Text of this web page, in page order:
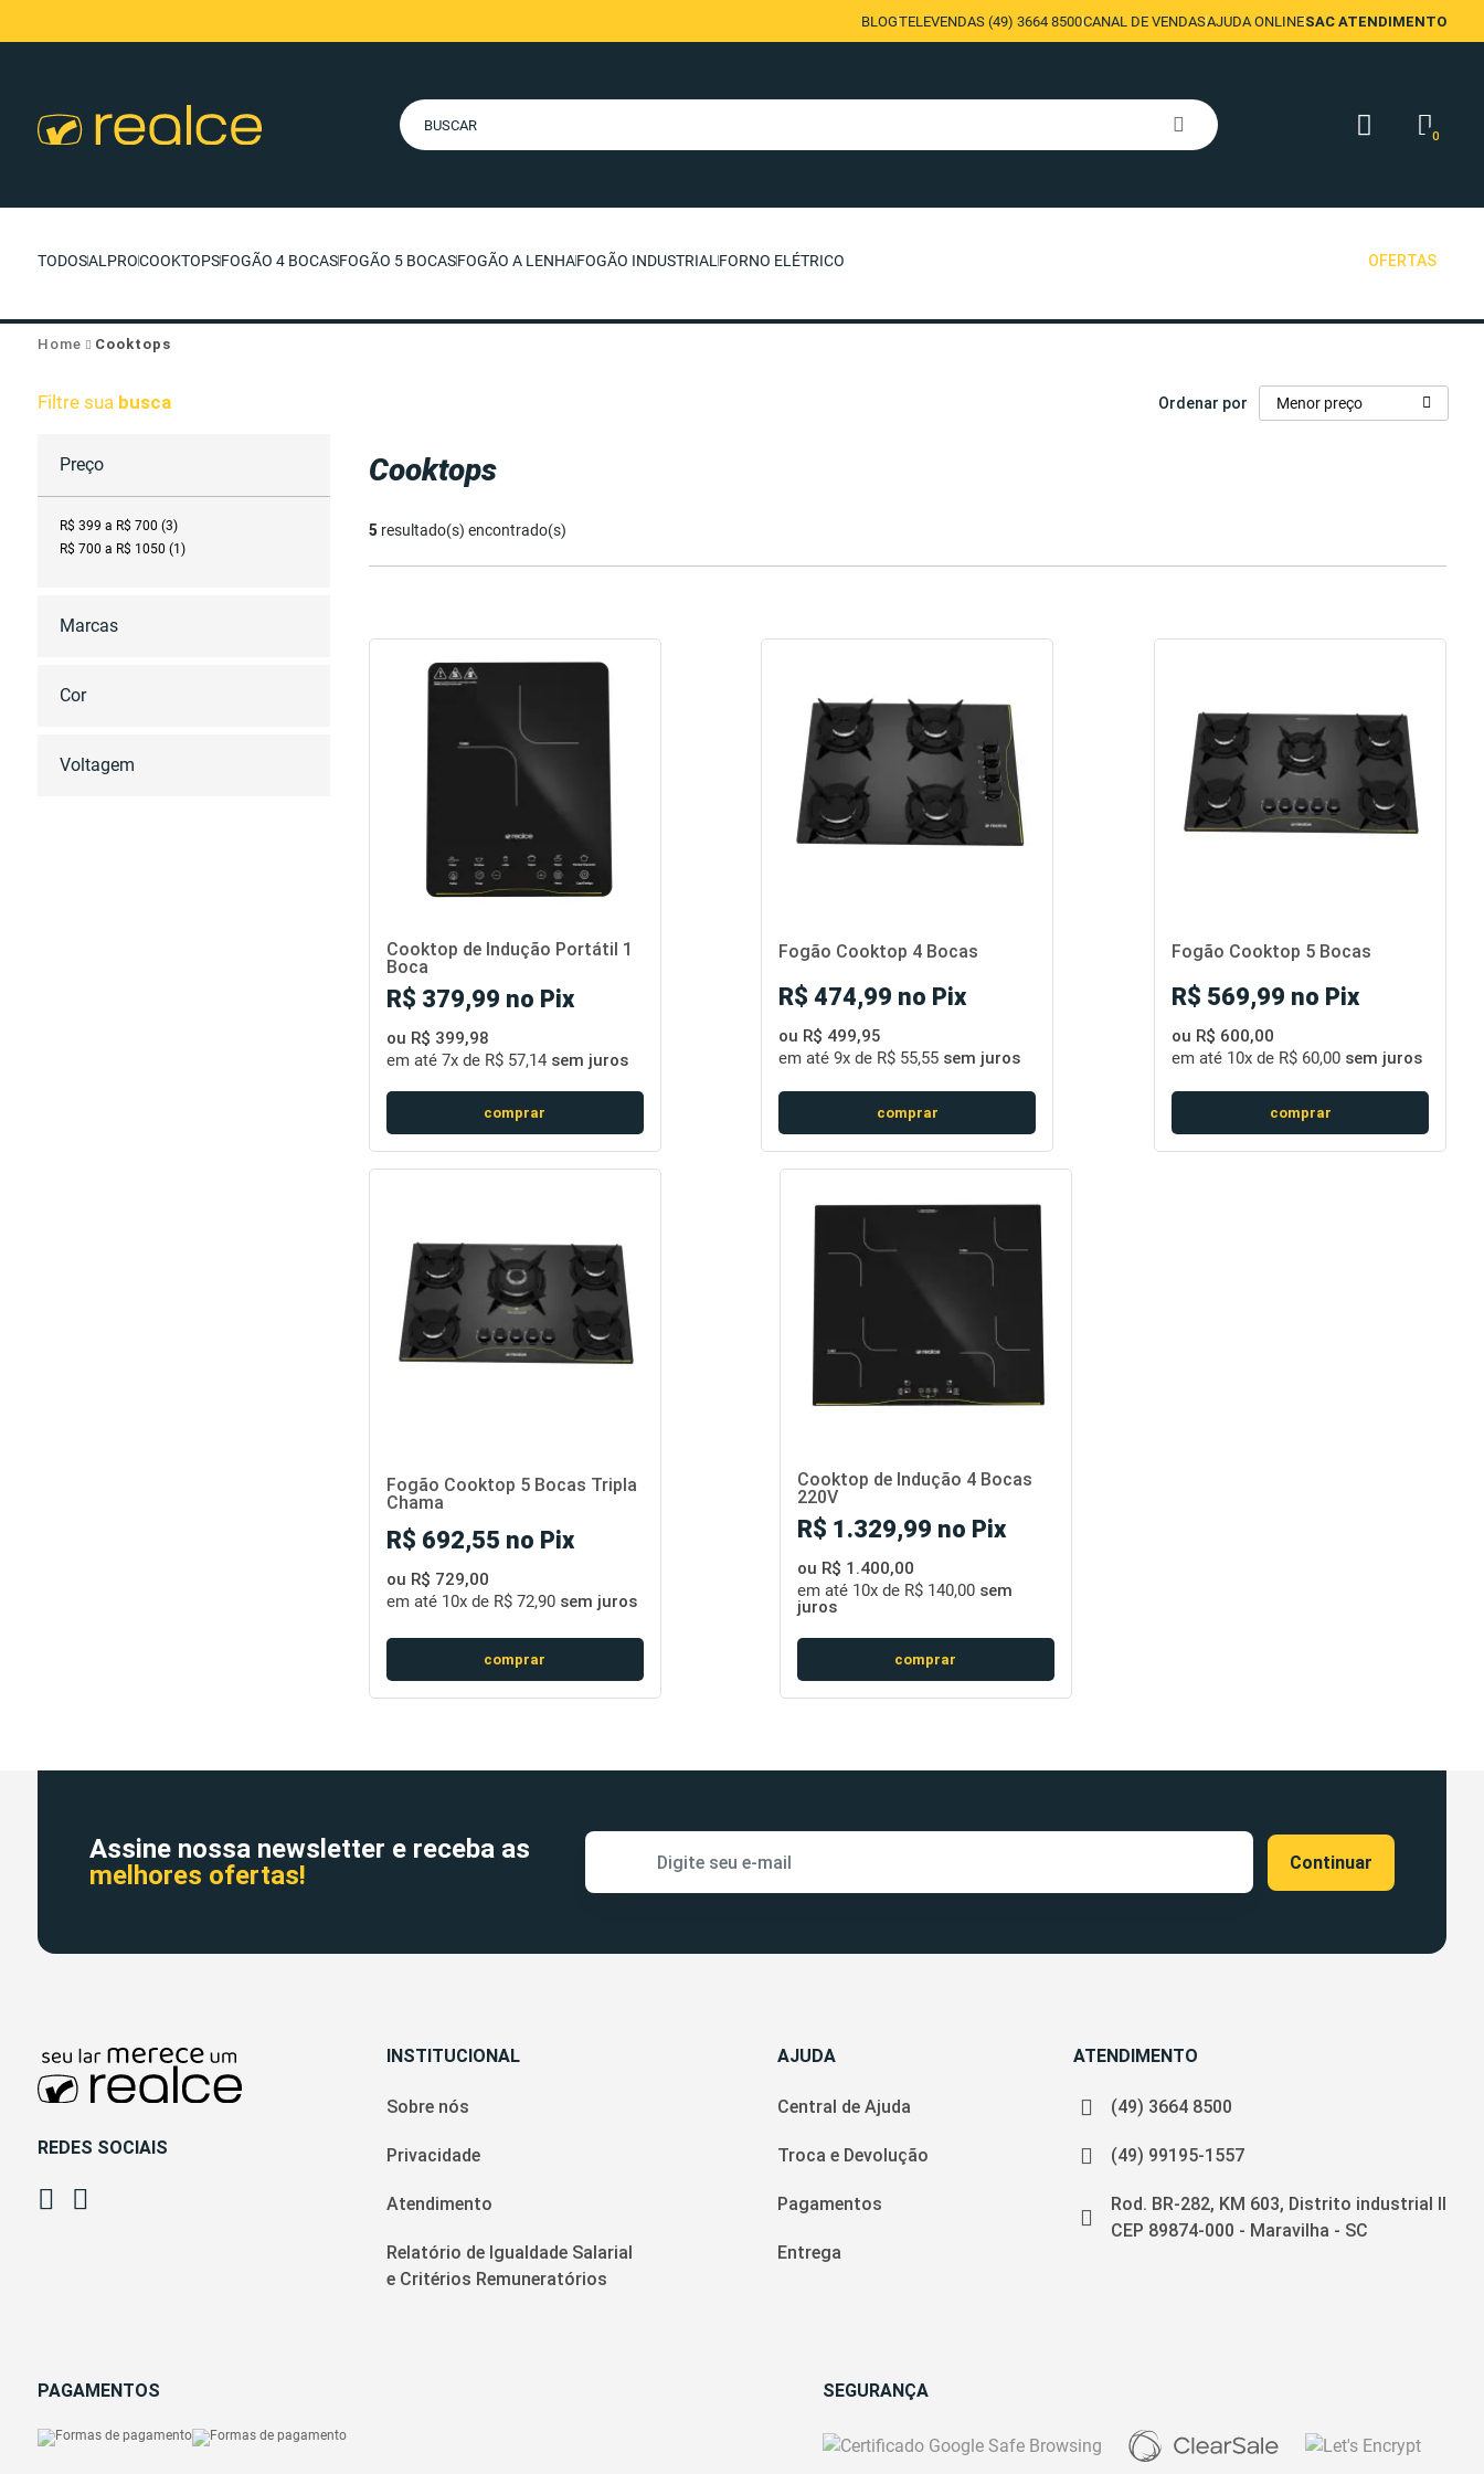
BLOGTELEVENDAS (49) 3664 8500CANAL DE VENDASAJUDA ONLINESAC ATENDIMENTO
0
TODOSALPROCOOKTOPSFOGÃO 4 BOCASFOGÃO 5 BOCASFOGÃO A LENHAFOGÃO INDUSTRIAL FORNO ELÉTRICO OFERTAS
Home Cooktops
Filtre sua busca
Preço
R$ 399 a R$ 700 (3)
R$ 700 a R$ 1050 (1)
Marcas
Cor
Voltagem
Ordenar por Menor preço
Cooktops
5 resultado(s) encontrado(s)
Cooktop de Indução Portátil 1
Boca
R$ 379,99 no Pix
ou R$ 399,98
em até 7x de R$ 57,14sem juros
comprar
Fogão Cooktop 4 Bocas
R$ 474,99 no Pix
ou R$ 499,95
em até9x de R$ 55,55 sem juros
comprar
Fogão Cooktop 5 Bocas
R$ 569,99 no Pix
ou R$ 600,00
em até 10x de R$ 60,00 sem juros
comprar
Fogão Cooktop 5 Bocas Tripla
Chama
R$ 692,55 no Pix
ou R$ 729,00
em até 10x de R$ 72,90sem juros
comprar
Cooktop de Indução 4 Bocas
220V
R$ 1.329,99 no Pix
ou R$ 1.400,00
em até 10x de R$ 140,00sem
juros
comprar
Assine nossa newsletter e receba as
melhores ofertas!
REDES SOCIAIS
INSTITUCIONAL
Sobre nós
Privacidade
Atendimento
Relatório de Igualdade Salarial
e Critérios Remuneratórios
AJUDA
Central de Ajuda
Troca e Devolução
Pagamentos
Entrega
ATENDIMENTO
(49) 3664 8500
(49) 99195-1557
Rod. BR-282, KM 603, Distrito industrial II
CEP 89874-000 - Maravilha - SC
PAGAMENTOS SEGURANÇA